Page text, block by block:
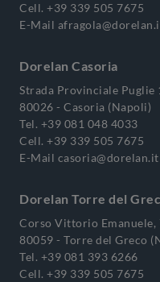
Cell. +39 339 505 7675
E-Mail
Dorelan Casoria
Strada Provinciale Puglie
80026 - Casoria (Napoli)
Tel. +39 081 048 4033
Cell. +39 339 505 7675
E-Mail casoria@dorelan.it
Dorelan Torre del
Corso Vittorio Emanuele,
80059 - Torre del Greco
Tel. +39 081 393 6266
Cell. +39 339 505 7675